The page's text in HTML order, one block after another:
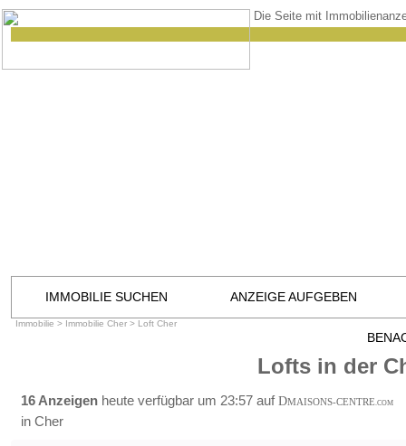
Die Seite mit
IMMOBILIE SUCHEN ANZEIGE AUFGEBEN
Immobilie > Immobilie Cher > Loft Cher
Lofts in der
16 Anzeigen heute verfügbar um 23:57 auf DMAISONS-CENTRE.COM
in Cher